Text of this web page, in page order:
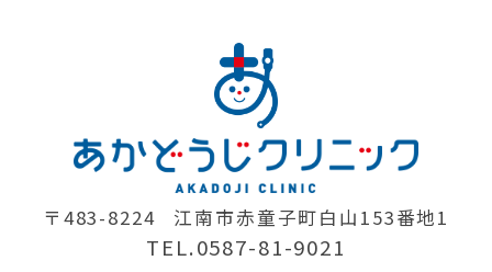
〒483-8224 江南市赤童子町白山153番地1
TEL.0587-81-9021